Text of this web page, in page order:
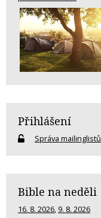
Přihlášení
Správa mailinglistů
Bible na neděli
16. 8. 2026, 9. 8. 2026